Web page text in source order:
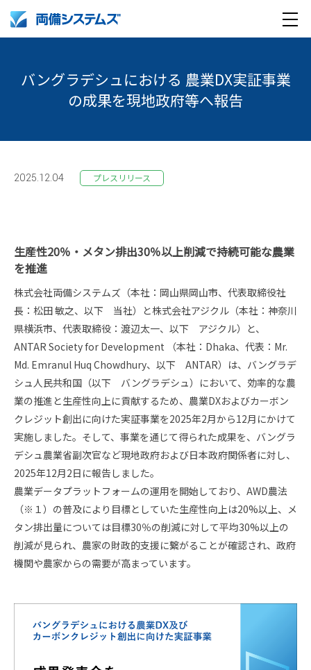
企業情報トップ
会社概要
事業所一覧
グループ企業
社員の幸せへの取り組み
環境への取り組み
取得認証
地域スポーツ貢献
スタッフ採用
Medical AI product information
バングラデシュにおける 農業DX実証事業
の成果を現地政府等へ報告
2025.12.04 プレスリリース
生産性20％・メタン排出30％以上削減で持続可能な農業
を推進
株式会社両備システムズ（本社：岡山県岡山市、代表取締役社
長：松田 敏之、以下 当社）と株式会社アジクル（本社：神奈川
県横浜市、代表取締役：渡辺太一、以下 アジクル）と、
ANTAR Society for Development （本社：Dhaka、代表：Mr.
Md. Emranul Huq Chowdhury、以下 ANTAR）は、バングラデ
シュ人民共和国（以下 バングラデシュ）において、効率的な農
業の推進と生産性向上に貢献するため、農業DXおよびカーボン
クレジット創出に向けた実証事業を2025年2月から12月にかけて
実施しました。そして、事業を通じて得られた成果を、バングラ
デシュ農業省副次官など現地政府および日本政府関係者に対し、
2025年12月2日に報告しました。
農業データプラットフォームの運用を開始しており、AWD農法
（※１）の普及により目標としていた生産性向上は20%以上、メ
タン排出量については目標30％の削減に対して平均30%以上の
削減が見られ、農家の財政的支援に繋がることが確認され、政府
機関や農家からの需要が高まっています。